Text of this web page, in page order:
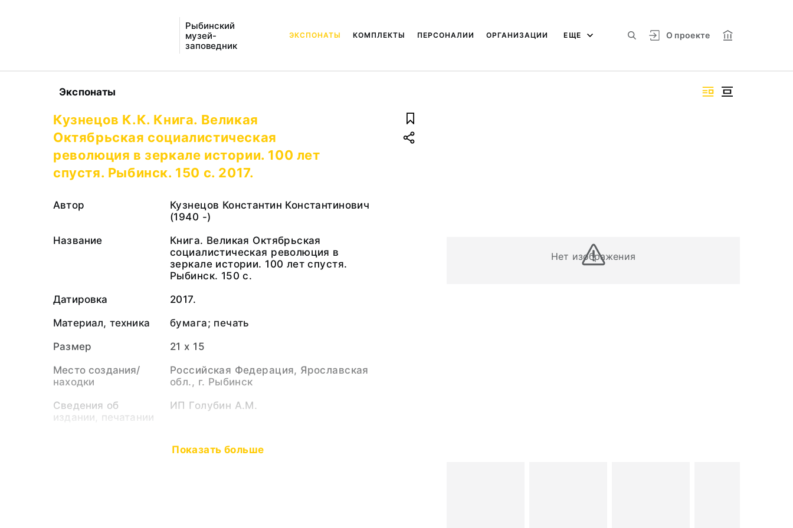
Рыбинский
музей-
заповедник
О проекте
ЭКСПОНАТЫ КОМПЛЕКТЫ ПЕРСОНАЛИИ ОРГАНИЗАЦИИ ЕЩЕ
Экспонаты
Нет изображения
Кузнецов К.К. Книга. Великая
Октябрьская социалистическая
революция в зеркале истории. 100 лет
спустя. Рыбинск. 150 с. 2017.
Автор
Кузнецов Константин Константинович
(1940 -)
Название
Книга. Великая Октябрьская
социалистическая революция в
зеркале истории. 100 лет спустя.
Рыбинск. 150 с.
Датировка
2017.
Материал, техника
бумага; печать
Размер
21 x 15
Место создания/
находки
Российская Федерация, Ярославская
обл., г. Рыбинск
Сведения об
издании, печатании
ИП Голубин А.М.
Показать больше